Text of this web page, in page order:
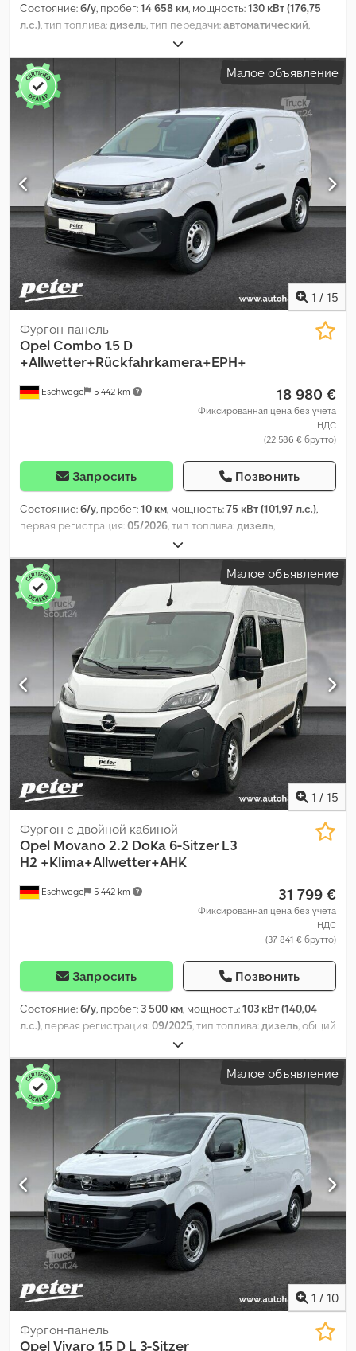
Состояние:б/у, пробег:14 658 км, мощность:130 кВт (176,75
л.с.), тип топлива:дизель, тип передачи:автоматический,
, общий вес:
вес:1 839 кг, максимальная грузоподъёмность:961 кг, первая
регистрация:
, следующая проверка (TÜV):12/2025,
длина грузового отсека:
загрузки:
, высота грузового отсека:1 890 мм, расход
топлива (городской цикл):5,9 л/100км, расход топлива (за
5,3 л/100км , расход топлива (смешанный цикл):5,5
л/100км
, Выбросы CO₂:145 г/км, класс выбросов: Евро 6
энергетическая эффективность:A , цвет: белый , кабина
водителя:другое, количество мест: , Год выпуска:2020,
общая длина:2 010 мм, общая ширина:1 890 мм,
Оборудование:кондиционер, подушка безопасности,
Малое объявление
1 / 15
Eschwege 5 442 km
Фургон-панель
OpelCombo 1.5 D
+Allwetter+Rückfahrkamera+EPH+
18 980 €
Фиксированная цена без учета
НДС
(22 586 € брутто)
Запросить Позвонить
Состояние:б/у, пробег:10 км, мощность:75 кВт (101,97 л.с.),
первая регистрация:05/2026, тип топлива:дизель,
, максимальная грузоподъёмность:
649 кг, общий вес:2 020 кг, колесная база:2 785 мм,
следующая проверка (TÜV):
, топливо:дизель, цвет:
белый, кабина водителя: другое
, тип передачи:
механический
, класс выбросов:Евро 6, количество мест:
1 930 мм , общая ширина: 1 830 мм, длина
грузового отсека:
, ширина пространства для
загрузки:
1 921 мм , высота грузового отсека:1 825 мм, Год
выпуска:
2025, Оборудование:ABS, гидроусилитель руля,
кондиционер, круиз-контроль, парктроники, подушка
безопасности, противотуманные фары, раздвижная дверь,
сажевый фильтр, система иммобилайзера, система
контроля тяги, центральный замок, электронная программа
стабилизации (ESP),
Малое объявление
1 / 15
Eschwege 5 442 km
Фургон с двойной кабиной
Opel Movano 2.2 DoKa 6-Sitzer L3
H2 +Klima+Allwetter+AHK
31 799 €
Фиксированная цена без учета
НДС
(37 841 € брутто)
Запросить Позвонить
Состояние:б/у, пробег: 3 500 км, мощность:103 кВт (140,04
л.с.), первая регистрация:09/2025, тип топлива:дизель, общий
4 035 мм
(TÜV):03/2027, топливо:дизель, цвет:белый, кабина водителя:
другое, тип передачи: , класс выбросов:Евро 6,
количество мест:
2 530 мм
, длина грузового отсека:5 998 мм
пространства для загрузки:2 050 мм, высота грузового
отсека:
2 524 мм, Год выпуска: 2024, Оборудование:
бортовой
компьютер, кондиционер, круиз-контроль, навигационная
система, парктроники, подушка безопасности,
противотуманные фары, раздвижная дверь, сажевый
фильтр, система контроля тяги
Малое объявление
1 / 10
Фургон-панель
OpelVivaro 1.5 D L 3-Sitzer